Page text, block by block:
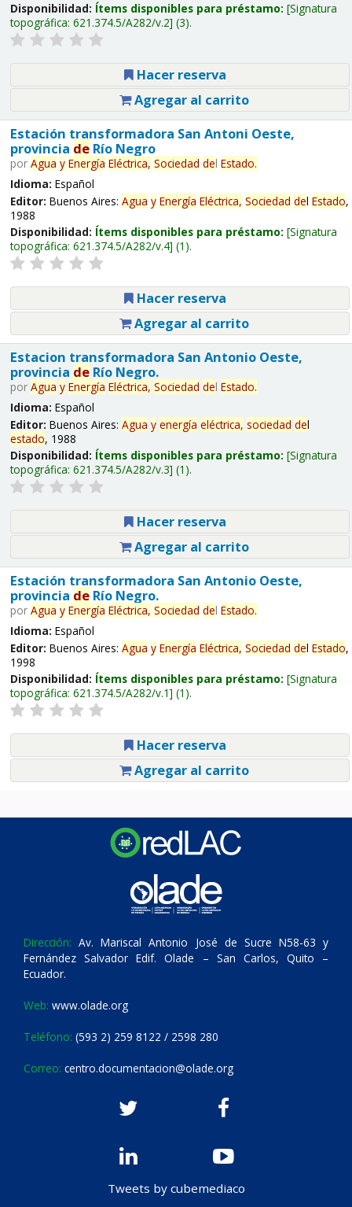
Disponibilidad: Ítems disponibles para préstamo: Signatura
topográfica: 621.374.5/A282/v.2 (3).
Hacer reserva
Agregar al carrito
Estación transformadora San Antoni Oeste,
provincia deRío Negro
por Agua y Energía Eléctrica, Sociedad del Estado.
Idioma: Español
Editor: Buenos Aires: Agua y Energía Eléctrica, Sociedad del Estado,
1988
Disponibilidad: Ítems disponibles para préstamo: Signatura
topográfica: 621.374.5/A282/v.4 (1).
Hacer reserva
Agregar al carrito
Estacion transformadora San Antonio Oeste,
provincia deRío Negro.
por Agua y Energía Eléctrica, Sociedad del Estado.
Idioma: Español
Editor: Buenos Aires: Agua y energía eléctrica, sociedad del
estado, 1988
Disponibilidad: Ítems disponibles para préstamo: Signatura
topográfica: 621.374.5/A282/v.3 (1).
Hacer reserva
Agregar al carrito
Estación transformadora San Antonio Oeste,
provincia deRío Negro.
por Agua y Energía Eléctrica, Sociedad del Estado.
Idioma: Español
Editor: Buenos Aires: Agua y Energía Eléctrica, Sociedad del Estado,
1998
Disponibilidad: Ítems disponibles para préstamo: Signatura
topográfica: 621.374.5/A282/v.1 (1).
Hacer reserva
Agregar al carrito
Dirección: Av. Mariscal Antonio José de Sucre N58-63 y
Fernández Salvador Edif. Olade – San Carlos, Quito –
Ecuador.
Web: www.olade.org
Teléfono: (593 2) 259 8122 / 2598 280
Correo: centro.documentacion@olade.org
Tweets by cubemediaco